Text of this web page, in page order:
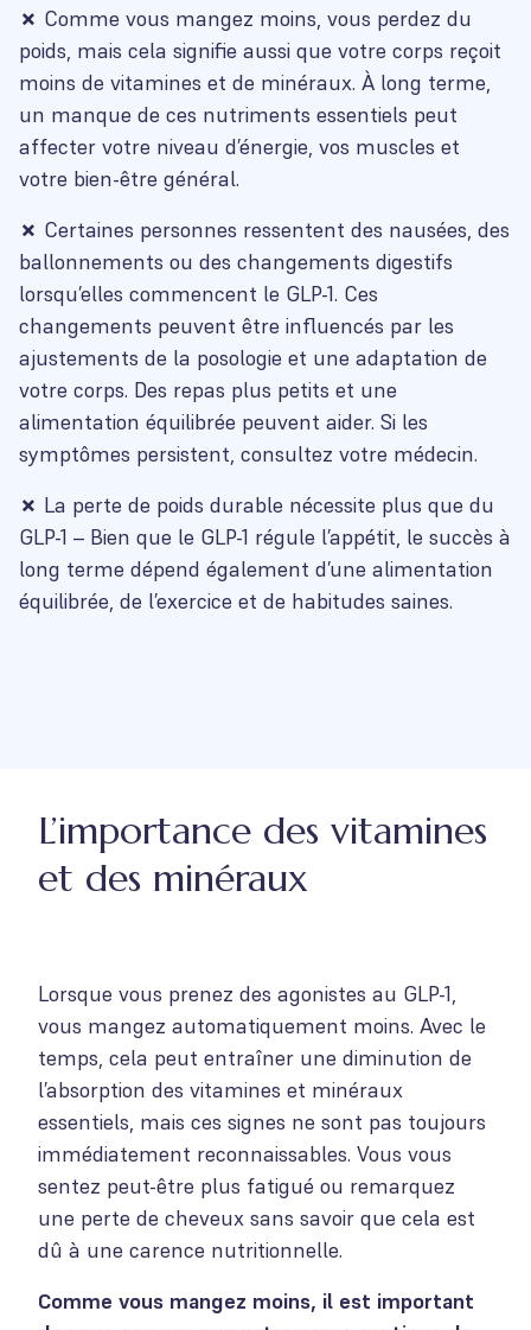
✗ Comme vous mangez moins, vous perdez du
poids, mais cela signifie aussi que votre corps reçoit
moins de vitamines et de minéraux. À long terme,
un manque de ces nutriments essentiels peut
affecter votre niveau d’énergie, vos muscles et
votre bien-être général.
✗ Certaines personnes ressentent des nausées, des
ballonnements ou des changements digestifs
lorsqu’elles commencent le GLP-1. Ces
changements peuvent être influencés par les
ajustements de la posologie et une adaptation de
votre corps. Des repas plus petits et une
alimentation équilibrée peuvent aider. Si les
symptômes persistent, consultez votre médecin.
✗ La perte de poids durable nécessite plus que du
GLP-1 – Bien que le GLP-1 régule l’appétit, le succès à
long terme dépend également d’une alimentation
équilibrée, de l’exercice et de habitudes saines.
L’importance des vitamines
et des minéraux
Lorsque vous prenez des agonistes au GLP-1,
vous mangez automatiquement moins. Avec le
temps, cela peut entraîner une diminution de
l’absorption des vitamines et minéraux
essentiels, mais ces signes ne sont pas toujours
immédiatement reconnaissables. Vous vous
sentez peut-être plus fatigué ou remarquez
une perte de cheveux sans savoir que cela est
dû à une carence nutritionnelle.
Comme vous mangez moins, il est important